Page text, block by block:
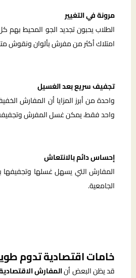
مرونة في التغيير
الطلاب يحبون تجديد الجو المحيط بهم
امتلاك أكثر من مفرش بألوان ونقوش
تجفيف سريع بعد الغسيل
واحدة من أبرز المزايا أن المفارش
واحد فقط، يمكن غسل المفرش
إحساس دائم بالانتعاش
المفارش التي يسهل غسلها وتجفيفها
الجامعية.
خامات اقتصادية تدوم
قد يظن البعض أنالمفارش